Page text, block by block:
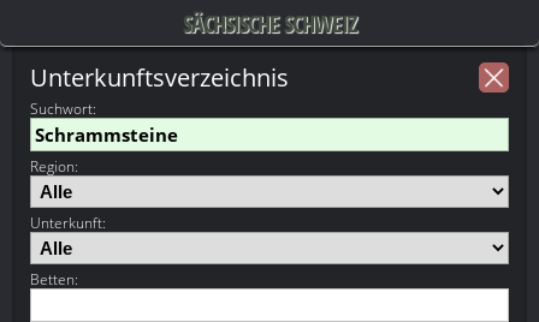
SÄCHSISCHE SCHWEIZ
Unterkunftsverzeichnis
Suchwort:
Region:
Unterkunft:
Betten: